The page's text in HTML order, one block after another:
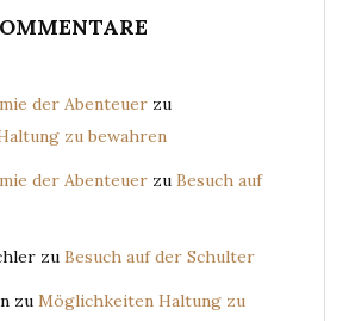
der Abenteuer zu
zu bewahren
der Abenteuer zu Besuch auf
zu Besuch auf der Schulter
zu Möglichkeiten Haltung zu